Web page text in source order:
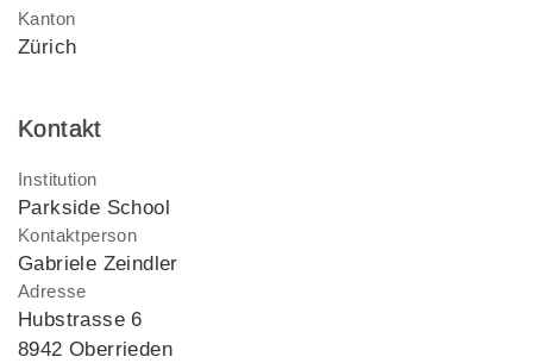
Kanton
Zürich
Kontakt
Institution
Parkside School
Kontaktperson
Gabriele Zeindler
Adresse
Hubstrasse 6
8942 Oberrieden